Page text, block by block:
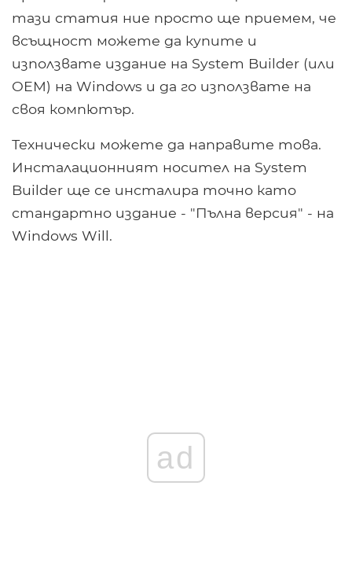
тази статия ние просто ще приемем, че
всъщност можете да купите и
използвате издание на System Builder (или
OEM) на Windows и да го използвате на
своя компютър.
Технически можете да направите това.
Инсталационният носител на System
Builder ще се инсталира точно като
стандартно издание - "Пълна версия" - на
Windows Will.
ad